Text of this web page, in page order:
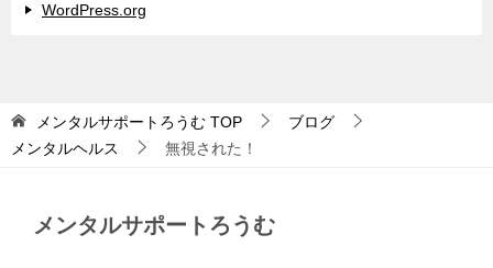
WordPress.org
メンタルサポートろうむ TOP
ブログ
メンタルヘルス
無視された！
メンタルサポートろうむ